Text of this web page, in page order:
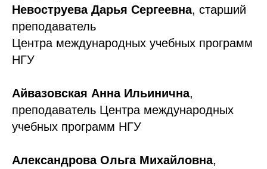
Невоструева Дарья Сергеевна, старший
преподаватель
Центра международных учебных программ
НГУ
Айвазовская Анна Ильинична,
преподаватель Центра международных
учебных программ НГУ
Александрова Ольга Михайловна,